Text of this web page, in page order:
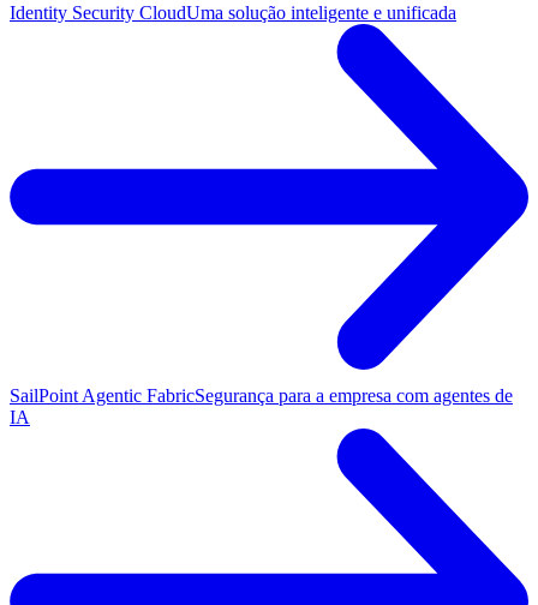
Identity Security CloudUma solução inteligente e unificada
SailPoint Agentic FabricSegurança para a empresa com agentes de
IA